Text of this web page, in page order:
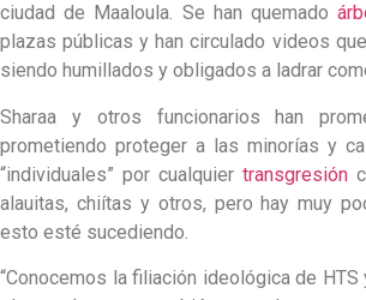
ciudad de Maaloula. Se han quemado
plazas públicas y han circulado videos
siendo humillados y obligados a ladrar
Sharaa y otros funcionarios han
prometiendo proteger a las minorías y
“individuales” por cualquier transgresión
alauitas, chiítas y otros, pero hay muy
esto esté sucediendo.
“Conocemos la filiación ideológica de HTS